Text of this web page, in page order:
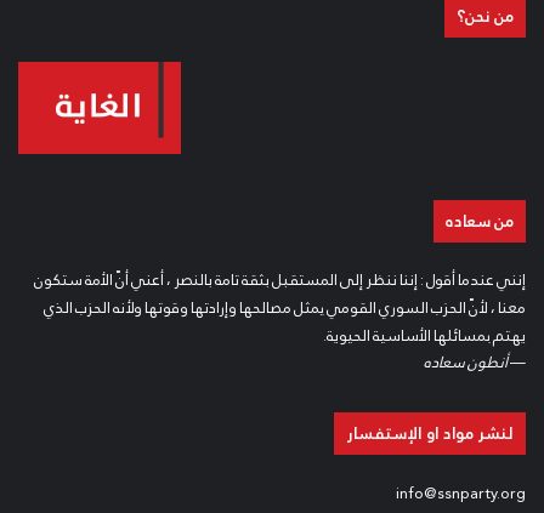
من نحن؟
من سعاده
إنني عندما أقول : إننا ننظر إلى المستقبل بثقة تامة بالنصر ، أعني أنّ الأمة ستكون
معنا ، لأنّ الحزب السوري القومي يمثل مصالحها وإرادتها وقوتها ولأنه الحزب الذي
يهتم بمسائلها الأساسية الحيوية.
—أنطون سعاده
لنشر مواد او الإستفسار
info@ssnparty.org